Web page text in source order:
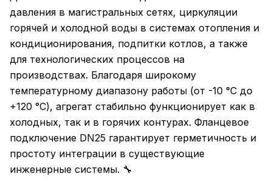
давления в магистральных сетях, циркуляции
горячей и холодной воды в системах отопления и
кондиционирования, подпитки котлов, а также
для технологических процессов на
производствах. Благодаря широкому
температурному диапазону работы (от -10 °C до
+120 °C), агрегат стабильно функционирует как в
холодных, так и в горячих контурах. Фланцевое
подключение DN25 гарантирует герметичность и
простоту интеграции в существующие
инженерные системы. 🔧